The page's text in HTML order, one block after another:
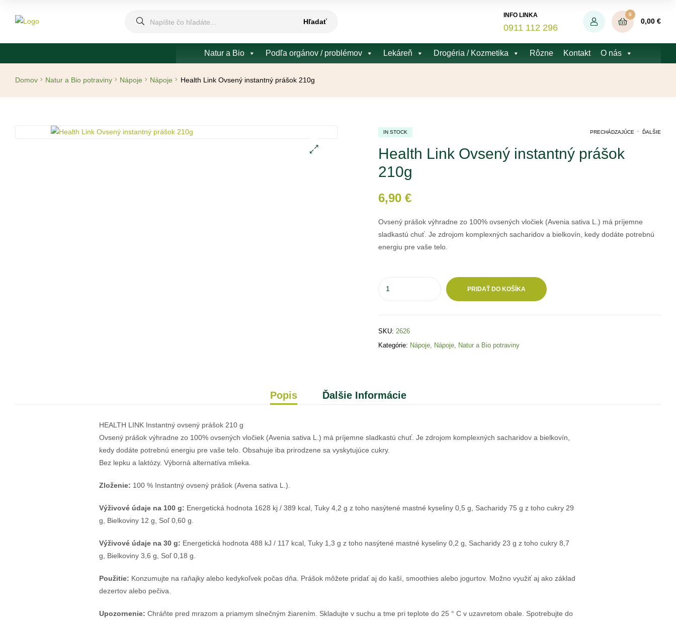
Hľadať
INFO LINKA
0911 112 296
0
0,00 €
Natur a Bio Podľa orgánov / problémov Lekáreň Drogéria / Kozmetika Rôzne Kontakt O nás
Domov Natur a Bio potraviny Nápoje Nápoje Health Link Ovsený instantný prášok 210g
PRECHÁDZAJÚCE ĎALŠIE
IN STOCK
Health Link Ovsený instantný prášok
210g
6,90 €
Ovsený prášok výhradne zo 100% ovsených vločiek (Avenia sativa L.) má príjemne
sladkastú chuť. Je zdrojom komplexných sacharidov a bielkovín, kedy dodáte potrebnú
energiu pre vaše telo.
PRIDAŤ DO KOŠÍKA
SKU: 2626
Kategórie: Nápoje Nápoje Natur a Bio potraviny
Popis Ďalšie Informácie
HEALTH LINK Instantný ovsený prášok 210 g
Ovsený prášok výhradne zo 100% ovsených vločiek (Avenia sativa L.) má príjemne sladkastú chuť. Je zdrojom komplexných sacharidov a bielkovín,
kedy dodáte potrebnú energiu pre vaše telo. Obsahuje iba prirodzene sa vyskytujúce cukry.
Bez lepku a laktózy. Výborná alternatíva mlieka.
Zloženie: 100 % Instantný ovsený prášok (Avena sativa L.).
Výživové údaje na 100 g: Energetická hodnota 1628 kj / 389 kcal, Tuky 4,2 g z toho nasýtené mastné kyseliny 0,5 g, Sacharidy 75 g z toho cukry 29
g, Bielkoviny 12 g, Soľ 0,60 g.
Výživové údaje na 30 g: Energetická hodnota 488 kJ / 117 kcal, Tuky 1,3 g z toho nasýtené mastné kyseliny 0,2 g, Sacharidy 23 g z toho cukry 8,7
g, Bielkoviny 3,6 g, Soľ 0,18 g.
Použitie: Konzumujte na raňajky alebo kedykoľvek počas dňa. Prášok môžete pridať aj do kaší, smoothies alebo jogurtov. Možno využiť aj ako základ
dezertov alebo pečiva.
Upozornenie: Chráňte pred mrazom a priamym slnečným žiarením. Skladujte v suchu a tme pri teplote do 25 ° C v uzavretom obale. Spotrebujte do